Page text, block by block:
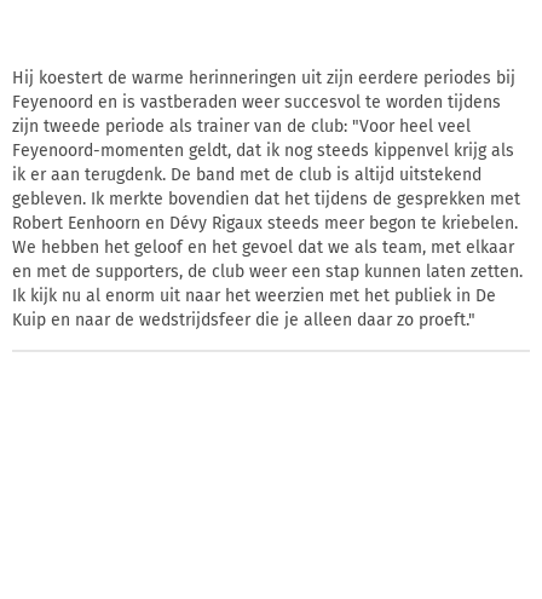
Hij koestert de warme herinneringen uit zijn eerdere periodes bij
Feyenoord en is vastberaden weer succesvol te worden tijdens
zijn tweede periode als trainer van de club: "Voor heel veel
Feyenoord-momenten geldt, dat ik nog steeds kippenvel krijg als
ik er aan terugdenk. De band met de club is altijd uitstekend
gebleven. Ik merkte bovendien dat het tijdens de gesprekken met
Robert Eenhoorn en Dévy Rigaux steeds meer begon te kriebelen.
We hebben het geloof en het gevoel dat we als team, met elkaar
en met de supporters, de club weer een stap kunnen laten zetten.
Ik kijk nu al enorm uit naar het weerzien met het publiek in De
Kuip en naar de wedstrijdsfeer die je alleen daar zo proeft."